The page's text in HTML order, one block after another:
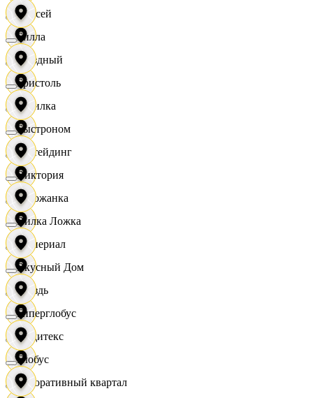
Елисей
Звездный
Горилка
Ижтейдинг
Горожанка
Империал
Гроздь
Индитекс
Декоративный квартал
Билла
Бристоль
Быстроном
Виктория
Вилка Ложка
Вкусный Дом
Гиперглобус
Глобус